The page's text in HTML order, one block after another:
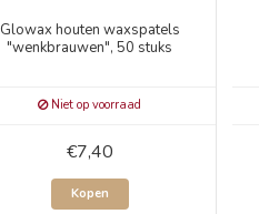
Glowax houten waxspatels
"wenkbrauwen", 50 stuks
Niet op voorraad
€7,40
Kopen